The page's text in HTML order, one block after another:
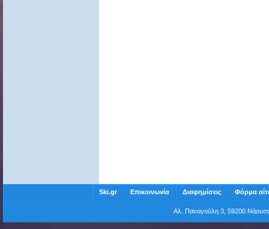
Ski.gr Επικοινωνία Διαφημίσεις Φόρμα
Αλ. Παναγούλη 3, 59200